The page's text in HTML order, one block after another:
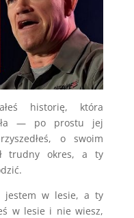
historię, która
— po prostu jej
o swoim
trudny okres, a ty
jestem w lesie, a ty
w lesie i nie wiesz,